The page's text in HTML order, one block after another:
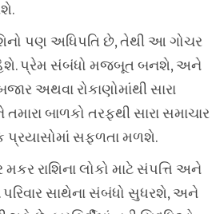
પણ અધિપતિ છે, તેથી આ ગોચર
પ્રેમ સંબંધો મજબૂત બનશે, અને
અથવા રોકાણોમાંથી સારા
બાળકો તરફથી સારા સમાચાર
પ્રયાસોમાં સફળતા મળશે.
રાશિના લોકો માટે સંપત્તિ અને
સાથેના સંબંધો સુધરશે, અને